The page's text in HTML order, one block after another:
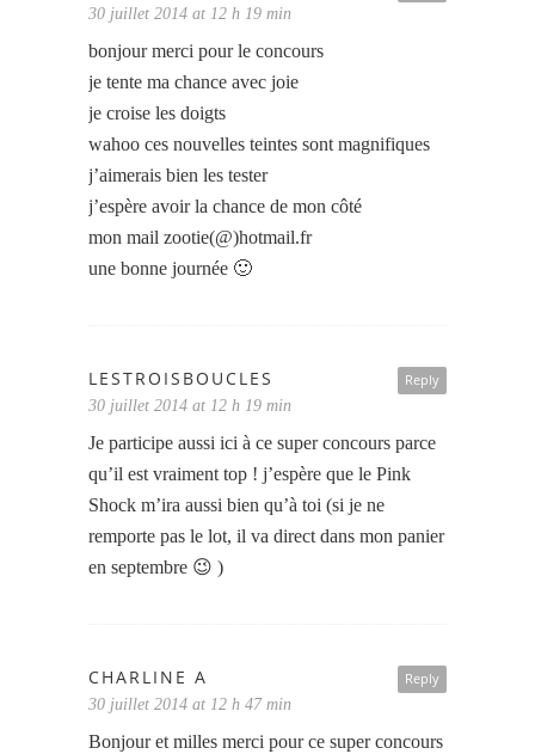
30 juillet 2014 at 12 h 19 min
bonjour merci pour le concours
je tente ma chance avec joie
je croise les doigts
wahoo ces nouvelles teintes sont magnifiques
j’aimerais bien les tester
j’espère avoir la chance de mon côté
mon mail zootie(@)hotmail.fr
une bonne journée 🙂
Reply
LESTROISBOUCLES
30 juillet 2014 at 12 h 19 min
Je participe aussi ici à ce super concours parce
qu’il est vraiment top ! j’espère que le Pink
Shock m’ira aussi bien qu’à toi (si je ne
remporte pas le lot, il va direct dans mon panier
en septembre 😉 )
Reply
CHARLINE A
30 juillet 2014 at 12 h 47 min
Bonjour et milles merci pour ce super concours